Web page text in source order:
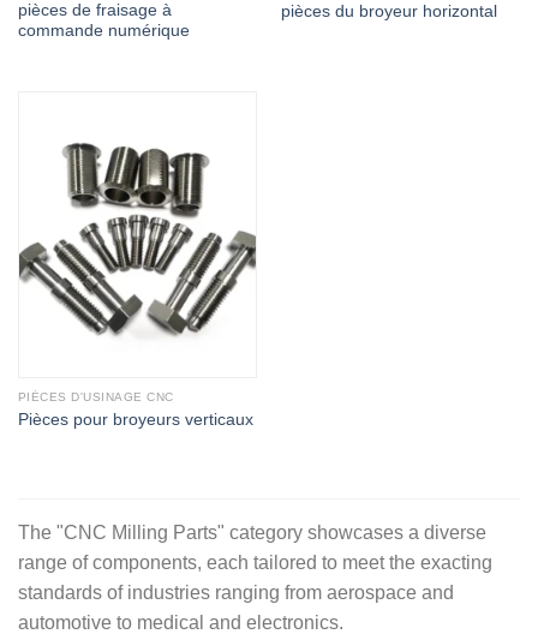
pièces de fraisage à
commande numérique
pièces du broyeur horizontal
PIÈCES D'USINAGE CNC
Pièces pour broyeurs verticaux
The "CNC Milling Parts" category showcases a diverse
range of components, each tailored to meet the exacting
standards of industries ranging from aerospace and
automotive to medical and electronics.